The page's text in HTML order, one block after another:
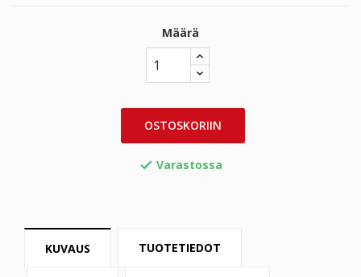
Määrä
OSTOSKORIIN
 Varastossa
KUVAUS TUOTETIEDOT